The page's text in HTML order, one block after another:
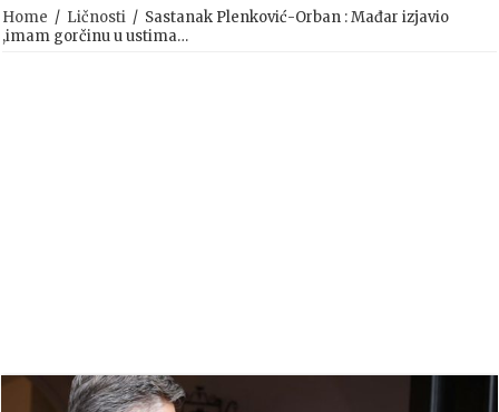
Home / Ličnosti / Sastanak Plenković-Orban : Mađar izjavio
,imam gorčinu u ustima…